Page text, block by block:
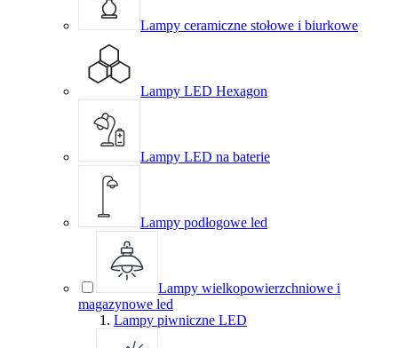
Lampy ceramiczne stołowe i biurkowe
Lampy LED Hexagon
Lampy LED na baterie
Lampy podłogowe led
Lampy wielkopowierzchniowe i
magazynowe led
Lampy piwniczne LED